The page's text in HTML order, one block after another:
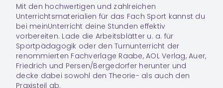
Mit den hochwertigen und zahlreichen
Unterrichtsmaterialien für das Fach Sport kannst du
bei meinUnterricht deine Stunden effektiv
vorbereiten. Lade die Arbeitsblätter u. a. für
Sportpädagogik oder den Turnunterricht der
renommierten Fachverlage Raabe, AOL Verlag, Auer,
Friedrich und Persen/Bergedorfer herunter und
decke dabei sowohl den Theorie- als auch den
Praxisteil ab.